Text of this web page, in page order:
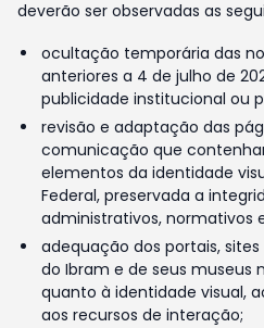
deverão ser observadas as
ocultação temporária das
anteriores a 4 de julho de
publicidade institucional ou
revisão e adaptação das
comunicação que
elementos da identidade
Federal, preservada a
administrativos, normativos
adequação dos portais,
do Ibram e de seus museus
quanto à identidade visual,
aos recursos de interação;